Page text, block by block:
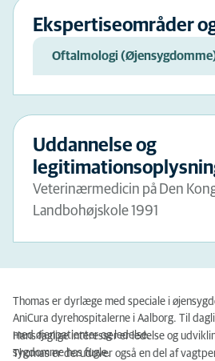
Ekspertiseområder
Oftalmologi
Uddannelse og
Veterinærmedicin på Den
Landbohøjskole 1991
Thomas er dyrlæge med speciale i
AniCura dyrehospitalerne i Aalborg. Til
med øjenpatienter og ledelse.
Hans faglige interesser er ledelse og
sygdomme hos fugle.
Thomas er derudover også en del af